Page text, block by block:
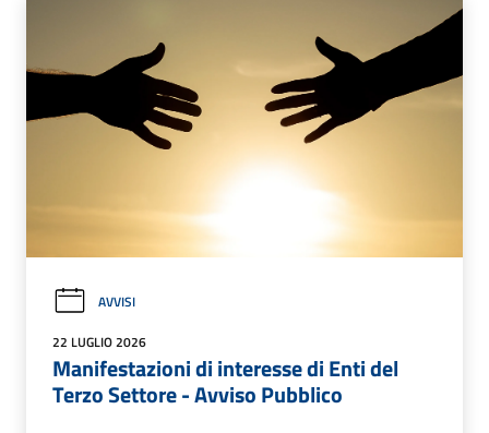
AVVISI
22 LUGLIO 2026
Manifestazioni di interesse di Enti del
Terzo Settore - Avviso Pubblico